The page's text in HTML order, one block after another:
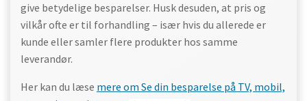
give betydelige besparelser. Husk desuden, at pris og
vilkår ofte er til forhandling – især hvis du allerede er
kunde eller samler flere produkter hos samme
leverandør.
Her kan du læse mere om Se din besparelse på TV, mobil,